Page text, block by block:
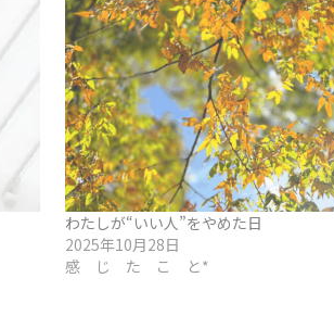
わたしが“いい人”をやめた日
2025年10月28日
感 じ た こ と*